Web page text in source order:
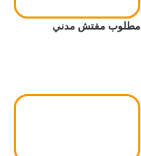
مطلوب مفتش مدني